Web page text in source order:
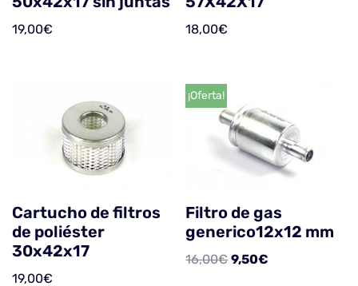
19,00€ 18,00€
Cartucho de filtros
de poliéster
30x42x17
19,00€
¡Oferta!
Filtro de gas
generico12x12 mm
16,00€ 9,50€